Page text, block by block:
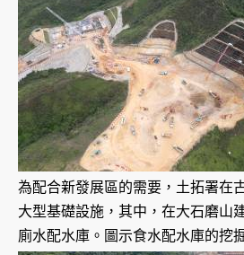
為配合新發展區的需要，土拓署在
大型基礎設施，其中，在大石磨山
廁水配水庫。圖示食水配水庫的挖